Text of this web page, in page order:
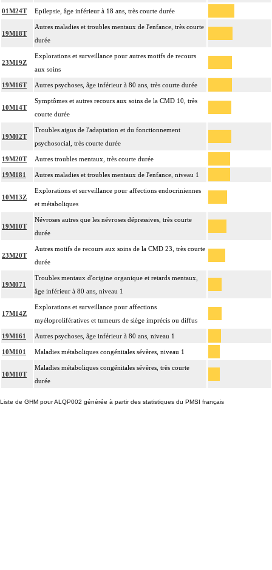
01M24T Epilepsie, âge inférieur à 18 ans, très courte durée
19M18T
Autres maladies et troubles mentaux de l'enfance, très courte
durée
23M19Z
Explorations et surveillance pour autres motifs de recours
aux soins
19M16T Autres psychoses, âge inférieur à 80 ans, très courte durée
10M14T
Symptômes et autres recours aux soins de la CMD 10, très
courte durée
19M02T
Troubles aigus de l'adaptation et du fonctionnement
psychosocial, très courte durée
19M20T Autres troubles mentaux, très courte durée
19M181 Autres maladies et troubles mentaux de l'enfance, niveau 1
10M13Z
Explorations et surveillance pour affections endocriniennes
et métaboliques
19M10T
Névroses autres que les névroses dépressives, très courte
durée
23M20T
Autres motifs de recours aux soins de la CMD 23, très courte
durée
19M071
Troubles mentaux d'origine organique et retards mentaux,
âge inférieur à 80 ans, niveau 1
17M14Z
Explorations et surveillance pour affections
myéloprolifératives et tumeurs de siège imprécis ou diffus
19M161 Autres psychoses, âge inférieur à 80 ans, niveau 1
10M101 Maladies métaboliques congénitales sévères, niveau 1
10M10T
Maladies métaboliques congénitales sévères, très courte
durée
Liste de GHM pour ALQP002 générée à partir des statistiques du PMSI français